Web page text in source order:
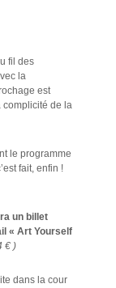
fil des
la
est
complicité de la
le programme
fait, enfin !
un billet
« Art Yourself
€ )
dans la cour